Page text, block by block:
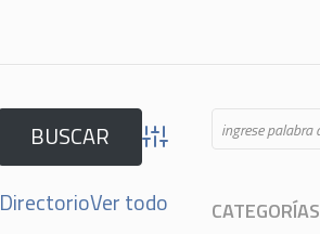
Advanced Search
DirectorioVer todo CATEGORÍAS